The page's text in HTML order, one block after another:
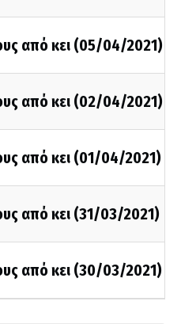
από κει (05/04/2021)
από κει (02/04/2021)
από κει (01/04/2021)
από κει (31/03/2021)
από κει (30/03/2021)